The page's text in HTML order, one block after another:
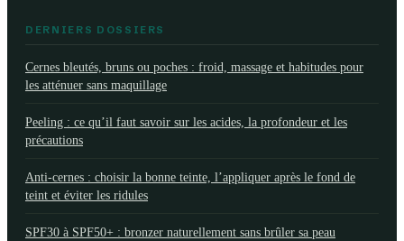
DERNIERS DOSSIERS
Cernes bleutés, bruns ou poches : froid, massage et habitudes pour
les atténuer sans maquillage
Peeling : ce qu’il faut savoir sur les acides, la profondeur et les
précautions
Anti-cernes : choisir la bonne teinte, l’appliquer après le fond de
teint et éviter les ridules
SPF30 à SPF50+ : bronzer naturellement sans brûler sa peau